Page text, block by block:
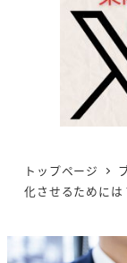
トップページ
化させるためには